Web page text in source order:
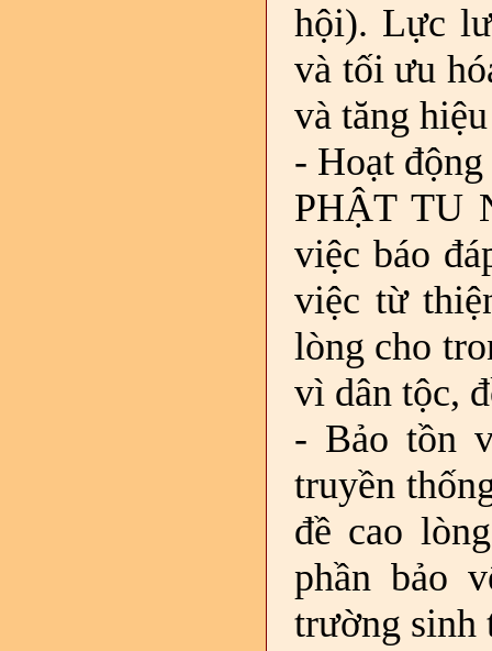
hội). Lực
và tối ưu
và tăng
- Hoạt
PHẬT TU
việc báo
việc từ
lòng cho
vì dân tộc,
- Bảo tồn
truyền
đề cao
phần bảo
trường sinh